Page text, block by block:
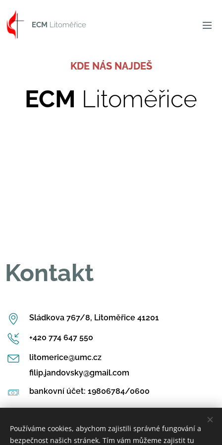
ECM Litoměřice
KDE NÁS NAJDEŠ
ECM Litoměřice
Kontakt
Sládkova 767/8, Litoměřice 41201
+420 774 647 550
litomerice@umc.cz
filip.jandovsky@gmail.com
bankovní účet: 19806784/0600
Používáme cookies, abychom zajistili správné fungování a
bezpečnost našich stránek. Tím vám můžeme zajistit tu